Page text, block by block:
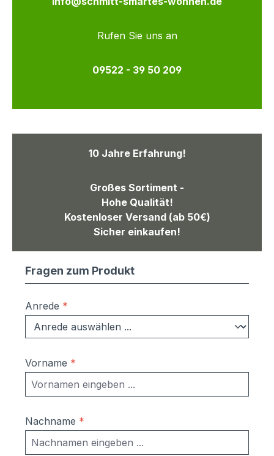
Rufen Sie uns an
09522 - 39 50 209
10 Jahre Erfahrung!
Großes Sortiment -
Hohe Qualität!
Kostenloser Versand (ab 50€)
Sicher einkaufen!
Fragen zum Produkt
Anrede *
Vorname *
Nachname *